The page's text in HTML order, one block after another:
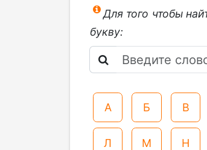
Для того чтобы
букву:
А Б В
Л М Н